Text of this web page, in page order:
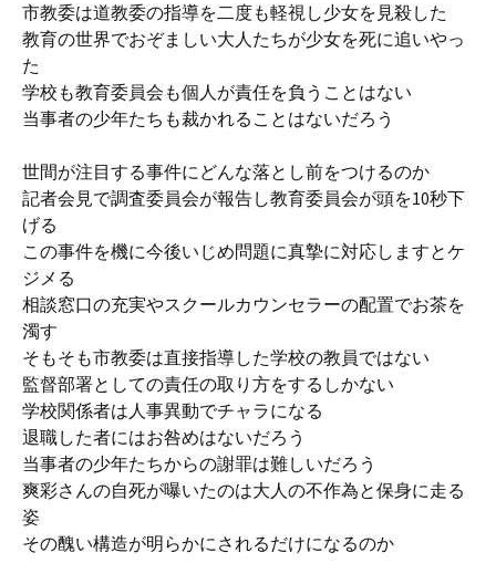
市教委は道教委の指導を二度も軽視し少女を見殺した
教育の世界でおぞましい大人たちが少女を死に追いやっ
た
学校も教育委員会も個人が責任を負うことはない
当事者の少年たちも裁かれることはないだろう
世間が注目する事件にどんな落とし前をつけるのか
記者会見で調査委員会が報告し教育委員会が頭を10秒下
げる
この事件を機に今後いじめ問題に真摯に対応しますとケ
ジメる
相談窓口の充実やスクールカウンセラーの配置でお茶を
濁す
そもそも市教委は直接指導した学校の教員ではない
監督部署としての責任の取り方をするしかない
学校関係者は人事異動でチャラになる
退職した者にはお咎めはないだろう
当事者の少年たちからの謝罪は難しいだろう
爽彩さんの自死が曝いたのは大人の不作為と保身に走る
姿
その醜い構造が明らかにされるだけになるのか